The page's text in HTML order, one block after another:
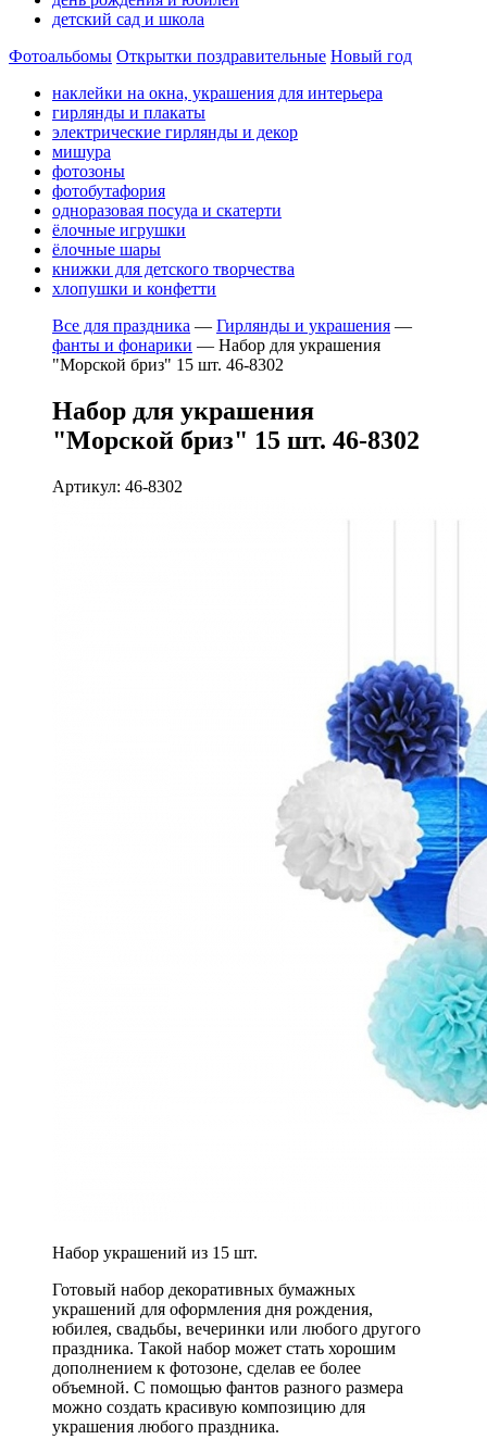
детский сад и школа
Фотоальбомы Открытки поздравительные Новый год
наклейки на окна, украшения для интерьера
гирлянды и плакаты
электрические гирлянды и декор
мишура
фотозоны
фотобутафория
одноразовая посуда и скатерти
ёлочные игрушки
ёлочные шары
книжки для детского творчества
хлопушки и конфетти
Все для праздника — Гирлянды и украшения —
фанты и фонарики — Набор для украшения
"Морской бриз" 15 шт. 46-8302
Набор для украшения
"Морской бриз" 15 шт. 46-8302
Артикул: 46-8302
Набор украшений из 15 шт.
Готовый набор декоративных бумажных
украшений для оформления дня рождения,
юбилея, свадьбы, вечеринки или любого другого
праздника. Такой набор может стать хорошим
дополнением к фотозоне, сделав ее более
объемной. С помощью фантов разного размера
можно создать красивую композицию для
украшения любого праздника.